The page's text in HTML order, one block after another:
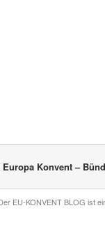
Europa Konvent –
EU-KONVENT BLOG ist